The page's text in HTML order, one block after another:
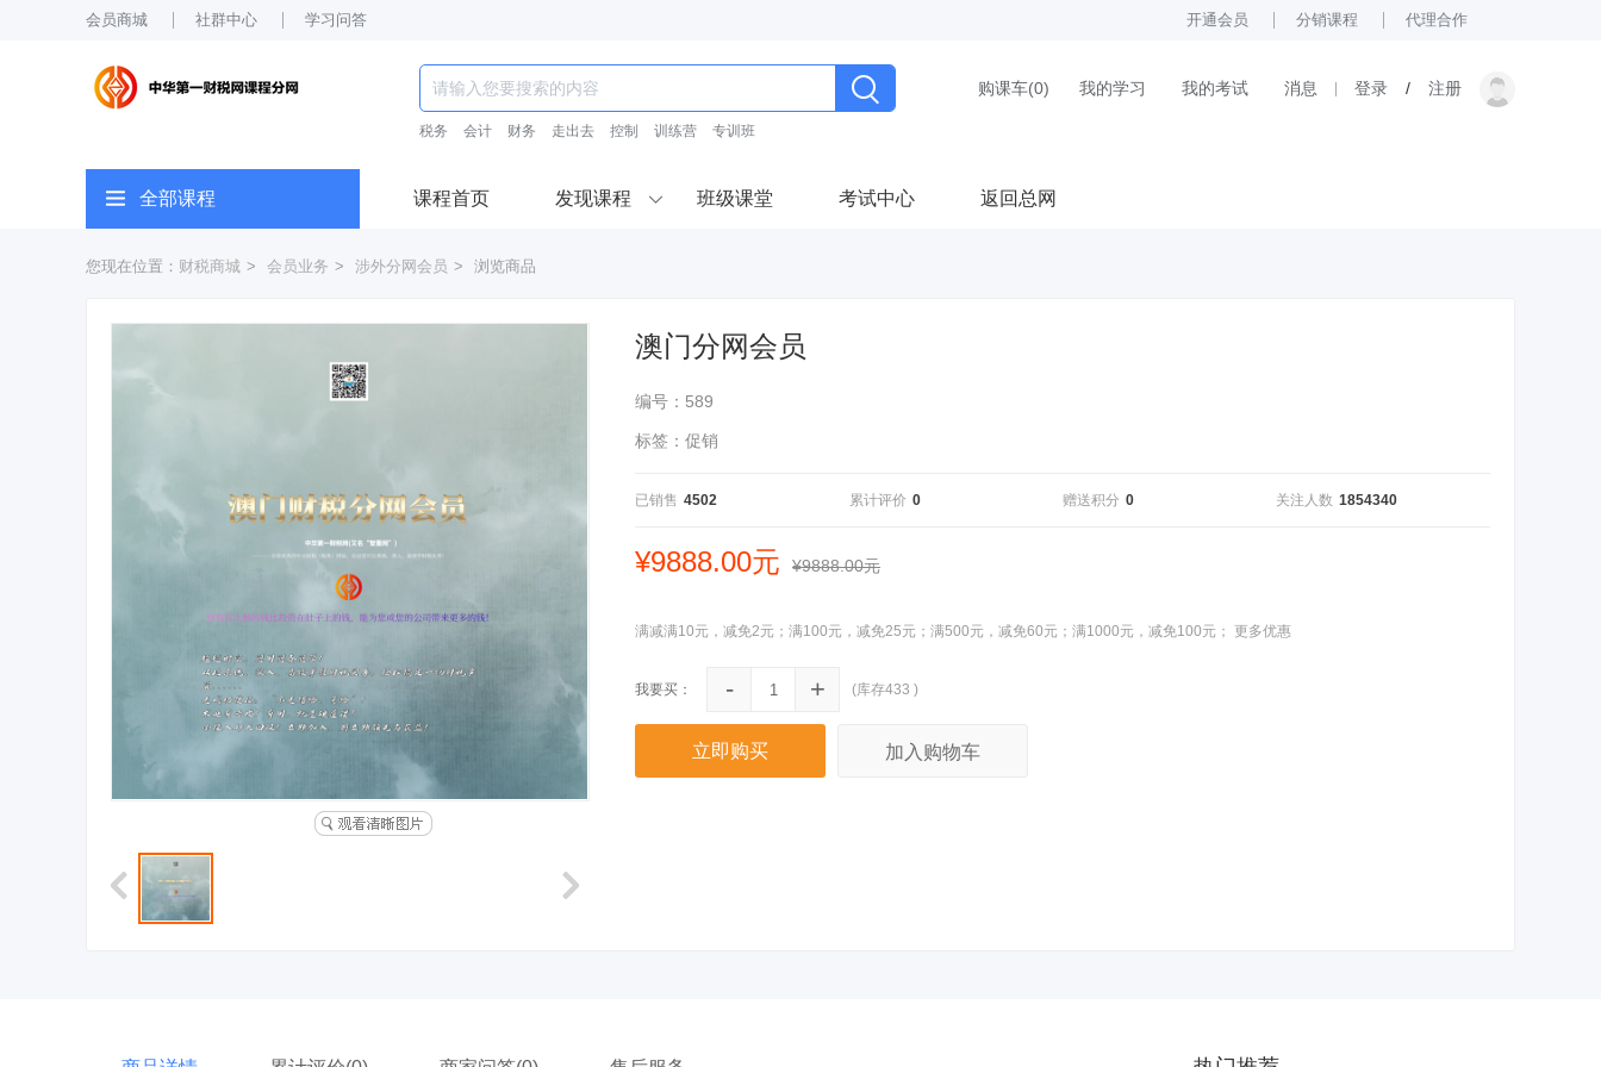
会员商城 社群中心 学习问答 开通会员 分销课程 代理合作
税务 会计 财务 走出去 控制 训练营 专训班
我的学习 我的考试 消息 登录 / 注册
购课车(0)
全部课程 课程首页 发现课程 班级课堂 考试中心 返回总网
您现在位置： 财税商城 > 会员业务 > 涉外分网会员 > 浏览商品
澳门分网会员
编号：589
标签：促销
已销售 4502 累计评价 0 赠送积分 0 关注人数 1854340
¥9888.00元 ¥9888.00元
满减满10元，减免2元；满100元，减免25元；满500元，减免60元；满1000元，减免100元； 更多优惠
我要买： - + (库存433 )